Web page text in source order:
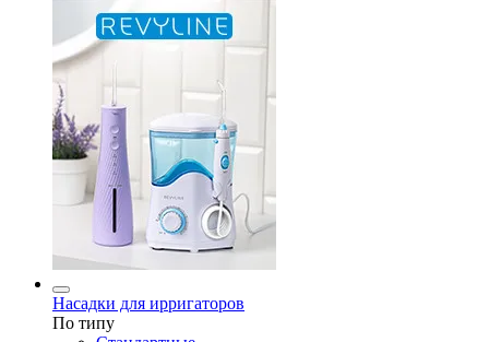
Насадки для ирригаторов
По типу